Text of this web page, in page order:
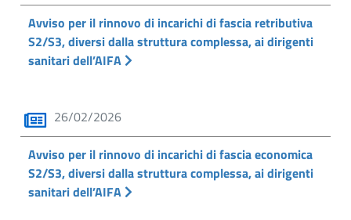
Avviso per il rinnovo di incarichi di fascia retributiva
S2/S3, diversi dalla struttura complessa, ai dirigenti
sanitari dell’AIFA
26/02/2026
Avviso per il rinnovo di incarichi di fascia economica
S2/S3, diversi dalla struttura complessa, ai dirigenti
sanitari dell’AIFA